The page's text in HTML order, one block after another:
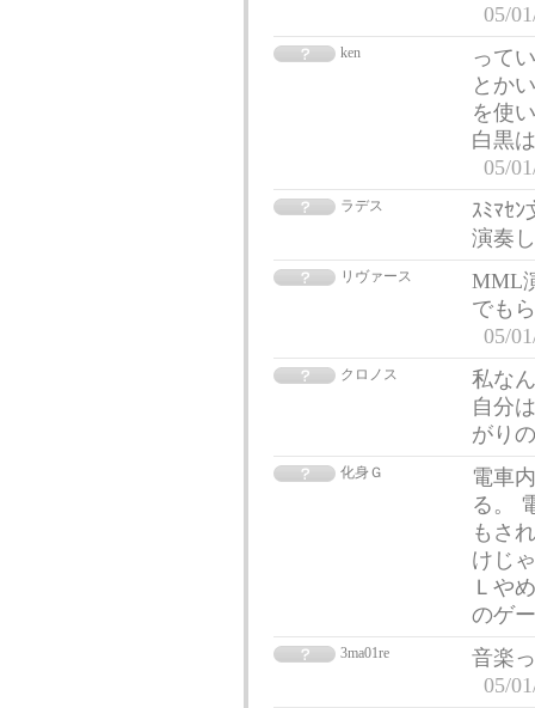
05/
ken
って
とか
を使
白黒
05/
ラデス
ｽﾐﾏｾ
演奏
リヴァース
MML
でも
05/
クロノス
私な
自分
がり
化身Ｇ
電車
る。
もさ
けじ
Ｌや
のゲ
3ma01re
音楽
05/